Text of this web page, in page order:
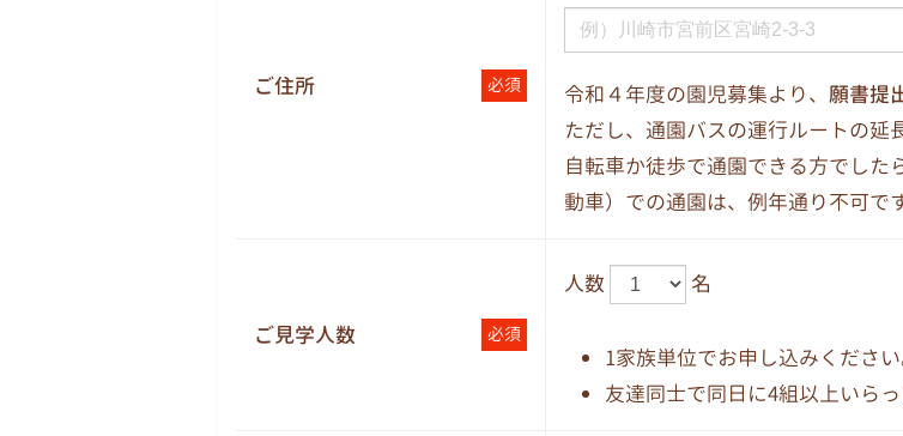
ご住所 必須 令和４年度の園児募集より、 願書提
ただし、通園バスの運行ルートの延
自転車か徒歩で通園できる方でした
動車）での通園は、例年通り不可で
ご見学人数 必須
人数 名
1家族単位でお申し込みください
友達同士で同日に4組以上いら